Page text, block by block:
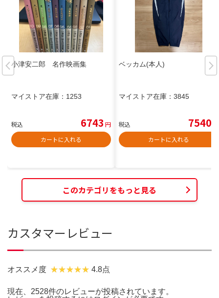
小津安二郎 名作映画集
マイストア在庫： 1253
税込 6743 円
カートに入れる
ベッカム(本人)
マイストア在庫： 3845
税込 7540
カートに入れる
このカテゴリをもっと見る
カスタマーレビュー
オススメ度 4.8点
現在、2528件のレビューが投稿されています。